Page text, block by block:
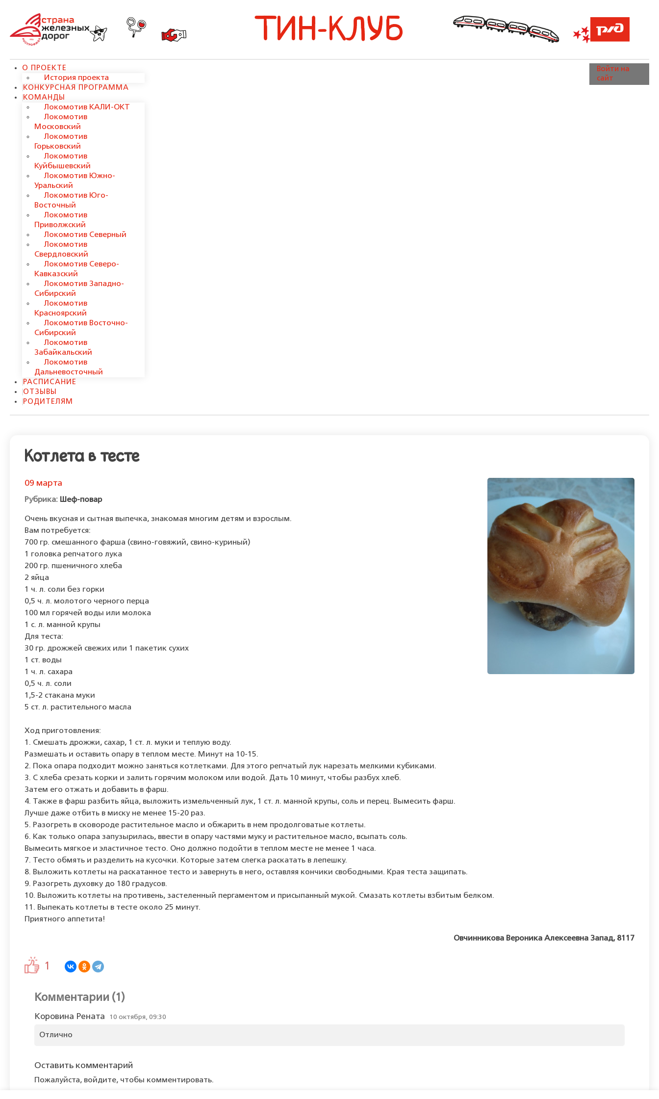
ТИН-КЛУБ
О ПРОЕКТЕ
История проекта
КОНКУРСНАЯ ПРОГРАММА
КОМАНДЫ
Локомотив КАЛИ-ОКТ
Локомотив
Московский
Локомотив
Горьковский
Локомотив
Куйбышевский
Локомотив Южно-
Уральский
Локомотив Юго-
Восточный
Локомотив
Приволжский
Локомотив Северный
Локомотив
Свердловский
Локомотив Северо-
Кавказский
Локомотив Западно-
Сибирский
Локомотив
Красноярский
Локомотив Восточно-
Сибирский
Локомотив
Забайкальский
Локомотив
Дальневосточный
РАСПИСАНИЕ
ОТЗЫВЫ
РОДИТЕЛЯМ
Войти на
сайт
Котлета в тесте
09 марта
Шеф-повар
Очень вкусная и сытная выпечка, знакомая многим детям и взрослым.
Вам потребуется:
700 гр. смешанного фарша (свино-говяжий, свино-куриный)
1 головка репчатого лука
200 гр. пшеничного хлеба
2 яйца
1 ч. л. соли без горки
0,5 ч. л. молотого черного перца
100 мл горячей воды или молока
1 с. л. манной крупы
Для теста:
30 гр. дрожжей свежих или 1 пакетик сухих
1 ст. воды
1 ч. л. сахара
0,5 ч. л. соли
1,5-2 стакана муки
5 ст. л. растительного масла
Ход приготовления:
1. Смешать дрожжи, сахар, 1 ст. л. муки и теплую воду.
Размешать и оставить опару в теплом месте. Минут на 10-15.
2. Пока опара подходит можно заняться котлетками. Для этого репчатый лук нарезать мелкими кубиками.
3. С хлеба срезать корки и залить горячим молоком или водой. Дать 10 минут, чтобы разбух хлеб.
Затем его отжать и добавить в фарш.
4. Также в фарш разбить яйца, выложить измельченный лук, 1 ст. л. манной крупы, соль и перец. Вымесить фарш.
Лучше даже отбить в миску не менее 15-20 раз.
5. Разогреть в сковороде растительное масло и обжарить в нем продолговатые котлеты.
6. Как только опара запузырилась, ввести в опару частями муку и растительное масло, всыпать соль.
Вымесить мягкое и эластичное тесто. Оно должно подойти в теплом месте не менее 1 часа.
7. Тесто обмять и разделить на кусочки. Которые затем слегка раскатать в лепешку.
8. Выложить котлеты на раскатанное тесто и завернуть в него, оставляя кончики свободными. Края теста защипать.
9. Разогреть духовку до 180 градусов.
10. Выложить котлеты на противень, застеленный пергаментом и присыпанный мукой. Смазать котлеты взбитым белком.
11. Выпекать котлеты в тесте около 25 минут.
Приятного аппетита!
Овчинникова Вероника Алексеевна Запад, 8117
1
Комментарии (1)
Коровина Рената 10 октября, 09:30
Отлично
Оставить комментарий
Пожалуйста, войдите, чтобы комментировать.